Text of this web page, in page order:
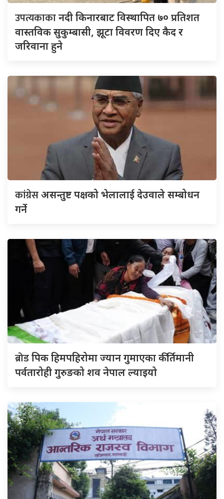
उपत्यकाकानदी किनारबाट विस्थापित ७० प्रतिशत
वास्तविक सुकुम्बासी, झूटा विवरण दिए कैद र
जरिवाना हुने
कांग्रेसअसन्तुष्ट पक्षको भेलालाई देउवाले सम्बोधन
गर्ने
ब्रोडपिक हिमपहिरोमा ज्यान गुमाएका कीर्तिमानी
पर्वतारोही गुरुङको शव नेपाल ल्याइयो